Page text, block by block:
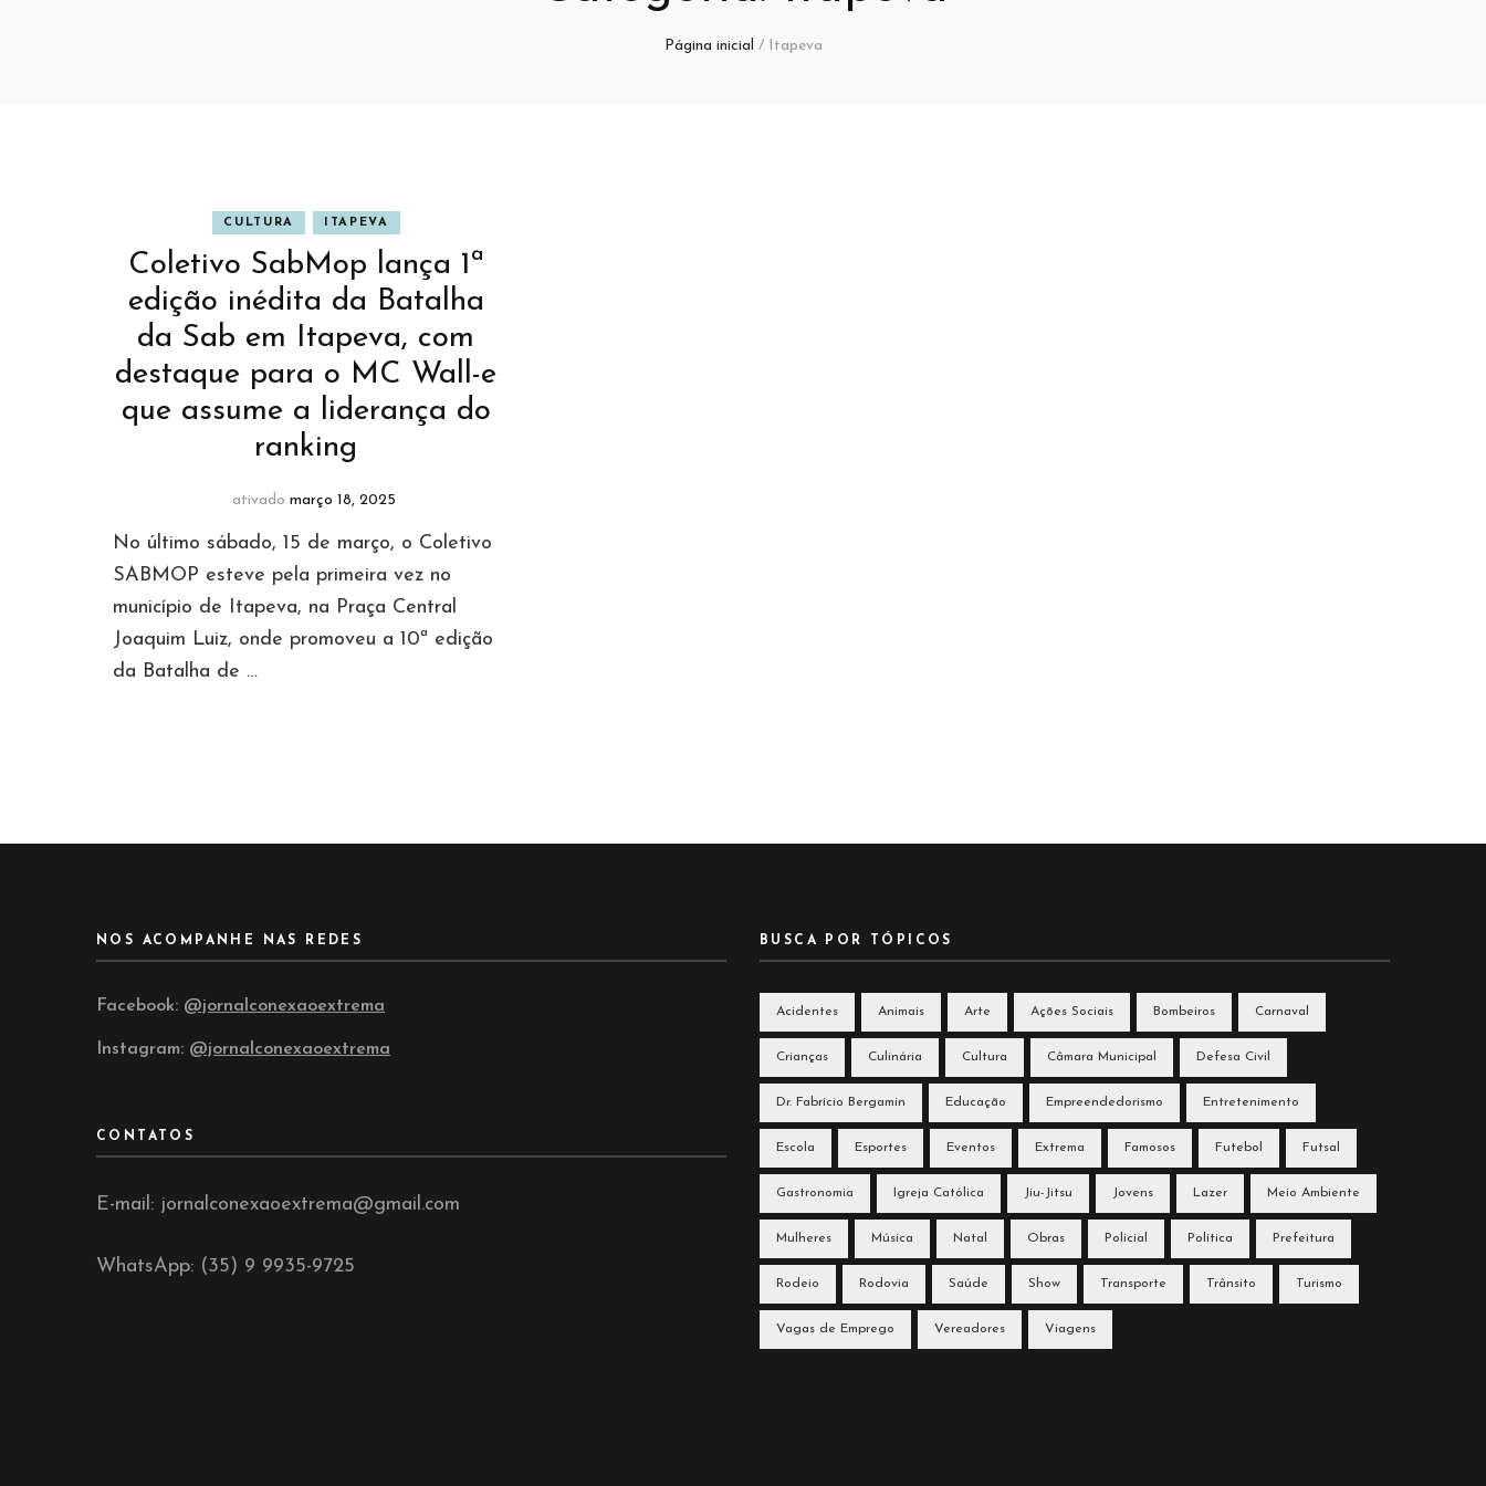
Página inicial / Itapeva
CULTURA ITAPEVA
Coletivo SabMop lança 1ª
edição inédita da Batalha
da Sab em Itapeva, com
destaque para o MC Wall-e
que assume a liderança do
ranking
ativadomarço 18, 2025
No último sábado, 15 de março, o Coletivo
SABMOP esteve pela primeira vez no
município de Itapeva, na Praça Central
Joaquim Luiz, onde promoveu a 10ª edição
da Batalha de …
NOS ACOMPANHE NAS REDES
Facebook: @jornalconexaoextrema
Instagram: @jornalconexaoextrema
CONTATOS
E-mail: jornalconexaoextrema@gmail.com
WhatsApp: (35) 9 9935-9725
BUSCA POR TÓPICOS
Acidentes Animais Arte Ações Sociais Bombeiros Carnaval
Crianças Culinária Cultura Câmara Municipal Defesa Civil
Dr. Fabrício Bergamin Educação Empreendedorismo Entretenimento
Escola Esportes Eventos Extrema Famosos Futebol Futsal
Gastronomia Igreja Católica Jiu-Jitsu Jovens Lazer Meio Ambiente
Mulheres Música Natal Obras Policial Política Prefeitura
Rodeio Rodovia Saúde Show Transporte Trânsito Turismo
Vagas de Emprego Vereadores Viagens